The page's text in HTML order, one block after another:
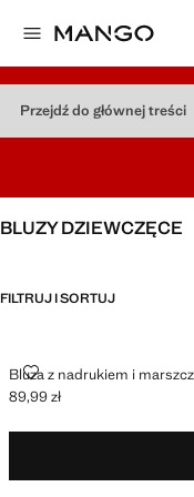
Przejdź do głównej treści
BLUZY DZIEWCZĘCE
FILTRUJ I SORTUJ
Bluza z nadrukiem i
BLUZA Z NADRUKIEM I
Aktualna cena [89,99 zł ]
89,99 zł